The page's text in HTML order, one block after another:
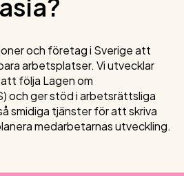
och företag i Sverige att
arbetsplatser. Vi utvecklar
följa Lagen om
och ger stöd i arbetsrättsliga
smidiga tjänster för att skriva
medarbetarnas utveckling.